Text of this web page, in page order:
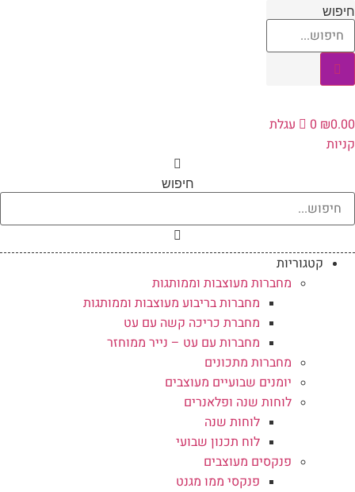
₪
0
עגלת
חיפוש
קטגוריות
מחברות מעוצבות וממותגות
מחברות בריבוע מעוצבות וממותגות
מחברת כריכה קשה עם עט
מחברות עם עט – נייר ממוחזר
מחברות מתכונים
יומנים שבועיים מעוצבים
לוחות שנה ופלאנרים
לוחות שנה
לוח תכנון שבועי
פנקסים מעוצבים
פנקסי ממו מגנט